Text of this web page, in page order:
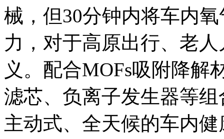
械，但30分钟内将车内
力，对于高原出行、老
义。配合MOFs吸附降解
滤芯、负离子发生器等
主动式、全天候的车内